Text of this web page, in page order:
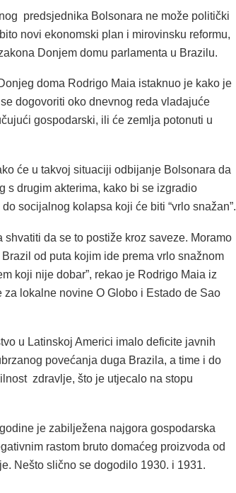
predsjednika Bolsonara ne može politički
novi ekonomski plan i mirovinsku reformu,
Donjem domu parlamenta u Brazilu.
doma Rodrigo Maia istaknuo je kako je
dogovoriti oko dnevnog reda vladajuće
gospodarski, ili će zemlja potonuti u
će u takvoj situaciji odbijanje Bolsonara da
s drugim akterima, kako bi se izgradio
socijalnog kolapsa koji će biti “vrlo snažan”.
shvatiti da se to postiže kroz saveze. Moramo
od puta kojim ide prema vrlo snažnom
koji nije dobar”, rekao je Rodrigo Maia iz
lokalne novine O Globo i Estado de Sao
u Latinskoj Americi imalo deficite javnih
povećanja duga Brazila, a time i do
zdravlje, što je utjecalo na stopu
je zabilježena najgora gospodarska
rastom bruto domaćeg proizvoda od
Nešto slično se dogodilo 1930. i 1931.